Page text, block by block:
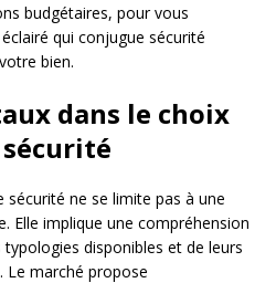
budgétaires, pour vous
qui conjugue sécurité
bien.
dans le choix
sécurité ne se limite pas à une
Elle implique une compréhension
disponibles et de leurs
Le marché propose